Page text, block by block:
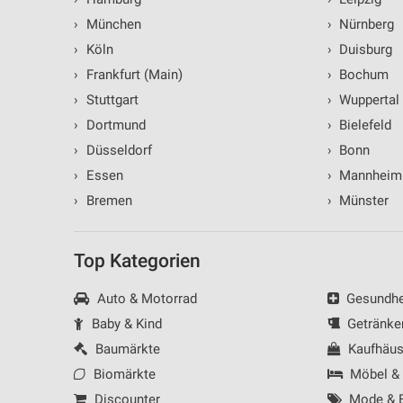
›
München
›
Köln
›
Frankfurt (Main)
› Stuttgart
›
Dortmund
›
Düsseldorf
›
Essen
›
Bremen
› Nürnberg
› Duisburg
› Bochum
› Wuppertal
› Bielefeld
› Bonn
› Mannheim
› Münster
Top Kategorien
Auto & Motorrad
Baby & Kind
Baumärkte
Biomärkte
Discounter
Möbel &
Mode &
Verwendung reduzierter Daten zur Auswahl von Inhalten
Geräte anhand von aktiv angeforderten Informationen
Nicht-IAB-Verarbeitungszwecke:
Notwendig
Performance
Werbung